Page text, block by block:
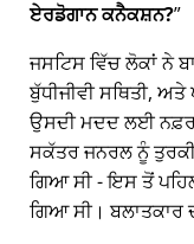
ਏਰਡੋਗਾਨ ਕਨੈਕਸ਼ਨ?
ਜਸਟਿਸ ਵਿੱਚ ਲੋਕਾਂ ਨੇ
ਬੁੱਧੀਜੀਵੀ ਸਥਿਤੀ,
ਉਸਦੀ ਮਦਦ ਲਈ
ਸਕੱਤਰ ਜਨਰਲ ਨੂੰ
ਗਿਆ ਸੀ - ਇਸ ਤੋਂ
ਗਿਆ ਸੀ। ਬਲਾਤਕਾਰ